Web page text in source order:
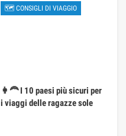
🗺 CONSIGLI DI VIAGGIO
👩‍🦰 I 10 paesi più sicuri per
i viaggi delle ragazze sole